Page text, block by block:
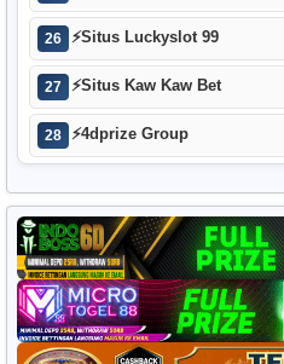
26 ⚡Situs Luckyslot 99
27 ⚡Situs Kaw Kaw Bet
28 ⚡4dprize Group